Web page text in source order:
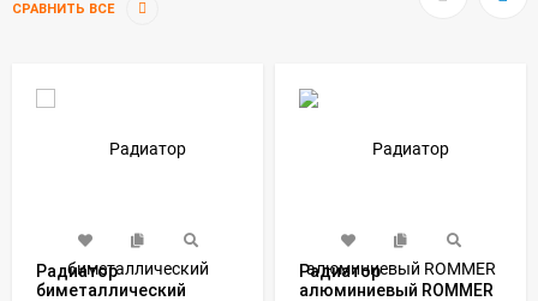
СРАВНИТЬ ВСЕ
Радиатор
биметаллический
Радиатор
алюминиевый ROMMER